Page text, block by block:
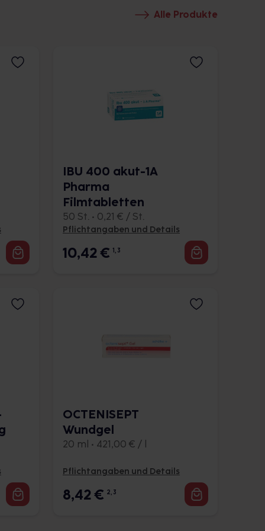
Alle Produkte
IBU 400 akut-1A
Pharma
Filmtabletten
50 St. • 0,21 € / St.
Pflichtangaben und Details
10,42€ 1, 3
OCTENISEPT
Wundgel
20 ml • 421,00 € / l
Pflichtangaben und Details
8,42€ 2, 3